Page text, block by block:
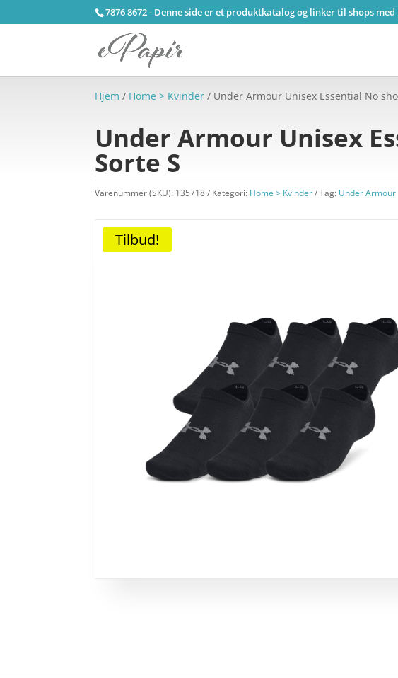
7876 8672 - Denne side er et produktkatalog og linker til shops
Hjem / Home > Kvinder / Under Armour Unisex Essential No
Under Armour Unisex
Sorte S
Varenummer (SKU): 135718 Kategori: Home > Kvinder Tag: Under Armour
Tilbud!